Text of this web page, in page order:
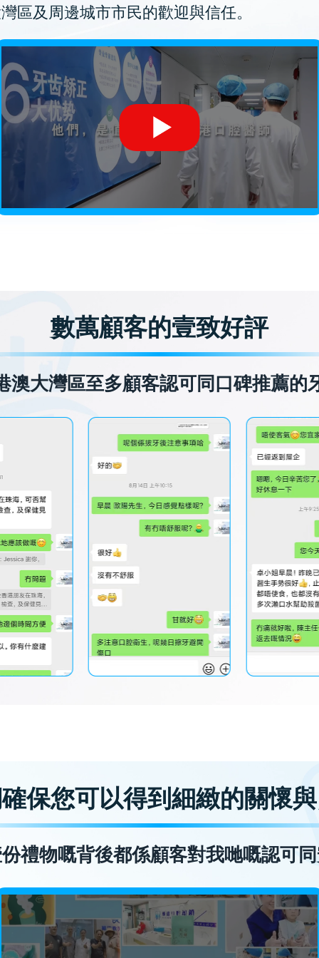
區及周邊城市市民的歡迎與信任。
數萬顧客的壹致好評
澳大灣區至多顧客認可同口碑推薦的
保您可以得到細緻的關懷
禮物嘅背後都係顧客對我哋嘅認可